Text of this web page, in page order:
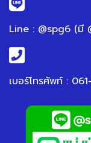
Line : @spg6 (มี
เบอร์โทรศัพท์ :